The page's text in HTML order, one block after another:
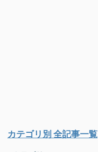
カテゴリ別 全記事一覧